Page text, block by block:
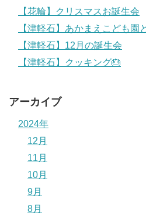
【花輪】クリスマスお誕生会
【津軽石】あかまえこども園
【津軽石】12月の誕生会
【津軽石】クッキング🎂
アーカイブ
2024年
12月
11月
10月
9月
8月